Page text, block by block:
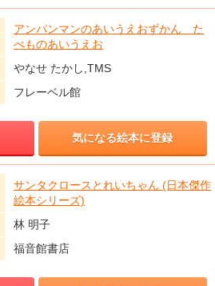
アンパンマンのあいうえおずかん た
べものあいうえお
やなせ たかし,TMS
フレーベル館
気になる絵本に登録
サンタクロースとれいちゃん (日本傑作
絵本シリーズ)
林 明子
福音館書店